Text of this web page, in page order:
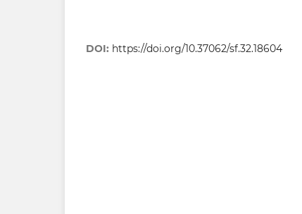
DOI: https://doi.org/10.37062/sf.32.18604